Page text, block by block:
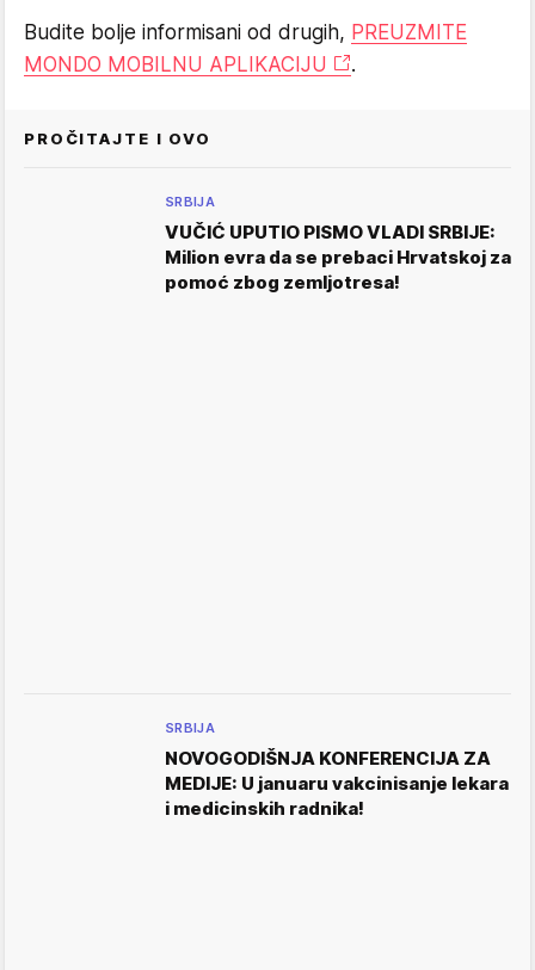
Budite bolje informisani od drugih, PREUZMITE
MONDO MOBILNU APLIKACIJU
.
PROČITAJTE I OVO
SRBIJA
VUČIĆ UPUTIO PISMO VLADI SRBIJE:
Milion evra da se prebaci Hrvatskoj za
pomoć zbog zemljotresa!
SRBIJA
NOVOGODIŠNJA KONFERENCIJA ZA
MEDIJE: U januaru vakcinisanje lekara
i medicinskih radnika!